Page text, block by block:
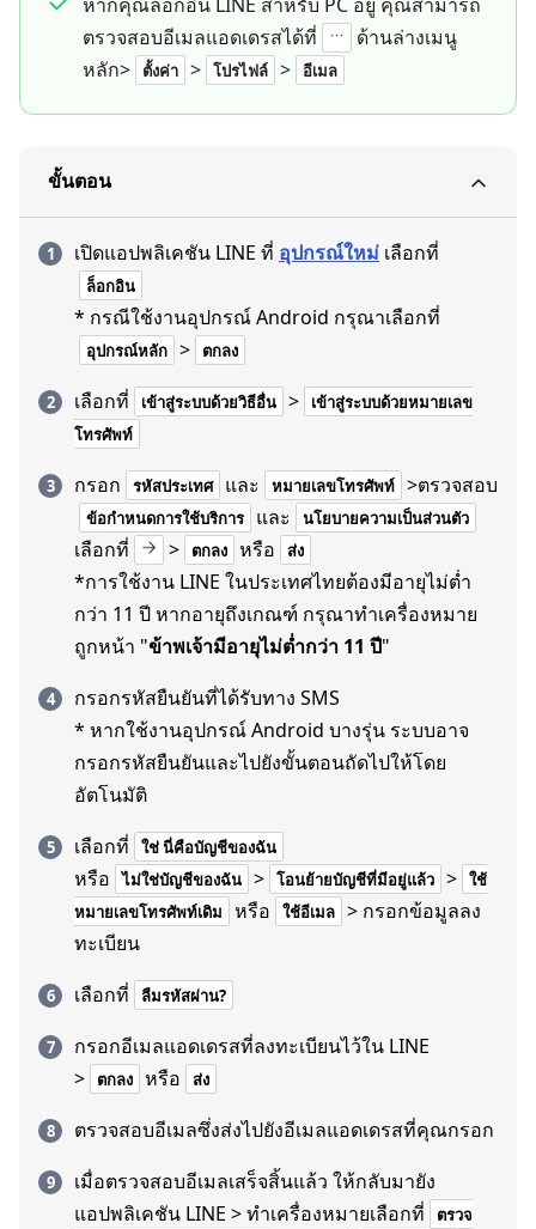
ตรวจสอบอีเมลแอดเดรสได้ที่
ด้านล่างเมนู
หลัก>
ตั้งค่า > โปรไฟล์ > อีเมล
ขั้นตอน
เปิดแอปพลิเคชัน LINE ที่ อุปกรณ์ใหม่ เลือกที่
ล็อกอิน
* กรณีใช้งานอุปกรณ์ Android กรุณาเลือกที่
อุปกรณ์หลัก > ตกลง
เลือกที่ เข้าสู่ระบบด้วยวิธีอื่น >
เข้าสู่ระบบด้วยหมายเลข
โทรศัพท์
กรอก รหัสประเทศ และ หมายเลขโทรศัพท์ >ตรวจสอบ
ข้อกำหนดการใช้บริการ และ นโยบายความเป็นส่วนตัว
เลือกที่ > ตกลง หรือ ส่ง
*การใช้งาน LINE ในประเทศไทยต้องมีอายุไม่ต่ำ
กว่า 11 ปี หากอายุถึงเกณฑ์ กรุณาทำเครื่องหมาย
ถูกหน้า "ข้าพเจ้ามีอายุไม่ต่ำกว่า 11 ปี"
กรอกรหัสยืนยันที่ได้รับทาง SMS
* หากใช้งานอุปกรณ์ Android บางรุ่น ระบบอาจ
กรอกรหัสยืนยันและไปยังขั้นตอนถัดไปให้โดย
อัตโนมัติ
เลือกที่
ใช่ นี่คือบัญชีของฉัน
หรือ ไม่ใช่บัญชีของฉัน > โอนย้ายบัญชีที่มีอยู่แล้ว > ใช้
หมายเลขโทรศัพท์เดิม
หรือ ใช้อีเมล > กรอกข้อมูลลง
ทะเบียน
เลือกที่
ลืมรหัสผ่าน?
กรอกอีเมลแอดเดรสที่ลงทะเบียนไว้ใน LINE
>
ตกลง หรือ ส่ง
ตรวจสอบอีเมลซึ่งส่งไปยังอีเมลแอดเดรสที่คุณกรอก
เมื่อตรวจสอบอีเมลเสร็จสิ้นแล้ว ให้กลับมายัง
แอปพลิเคชัน LINE > ทำเครื่องหมายเลือกที่
ตรวจ